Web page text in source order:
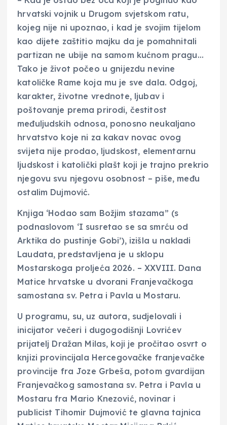
hrvatski vojnik u Drugom svjetskom ratu,
kojeg nije ni upoznao, i kad je svojim tijelom
kao dijete zaštitio majku da je pomahnitali
partizan ne ubije na samom kućnom pragu…
Tako je život počeo u gnijezdu nevine
katoličke Rame koja mu je sve dala. Odgoj,
karakter, životne vrednote, ljubav i
poštovanje prema prirodi, čestitost
međuljudskih odnosa, ponosno neukaljano
hrvatstvo koje ni za kakav novac ovog
svijeta nije prodao, ljudskost, elementarnu
ljudskost i katolički plašt koji je trajno prekrio
njegovu svu njegovu osobnost – piše, među
ostalim Dujmović.
Knjiga ‘Hodao sam Božjim stazama” (s
podnaslovom ‘I susretao se sa smrću od
Arktika do pustinje Gobi’), izišla u nakladi
Laudata, predstavljena je u sklopu
Mostarskoga proljeća 2026. – XXVIII. Dana
Matice hrvatske u dvorani Franjevačkoga
samostana sv. Petra i Pavla u Mostaru.
U programu, su, uz autora, sudjelovali i
inicijator večeri i dugogodišnji Lovrićev
prijatelj Dražan Milas, koji je pročitao osvrt o
knjizi provincijala Hercegovačke franjevačke
provincije fra Joze Grbeša, potom gvardijan
Franjevačkog samostana sv. Petra i Pavla u
Mostaru fra Mario Knezović, novinar i
publicist Tihomir Dujmović te glavna tajnica